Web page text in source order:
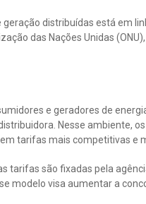
distribuídas está em
das Nações Unidas
e geradores de
Nesse ambiente,
tarifas mais competitivas e
tarifas são fixadas pela
modelo visa aumentar a